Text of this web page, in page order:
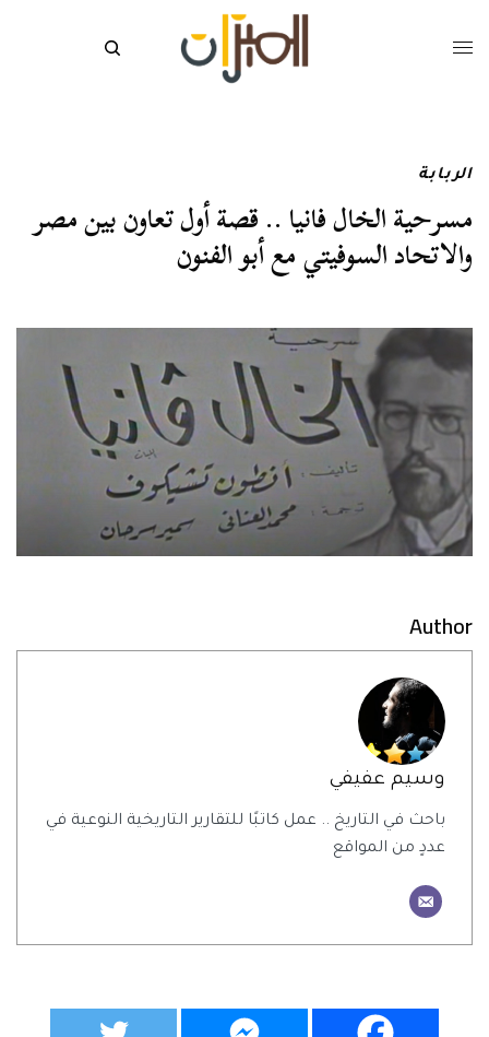
الربابة
مسرحية الخال فانيا .. قصة أول تعاون بين مصر
والاتحاد السوفيتي مع أبو الفنون
Author
وسيم عفيفي
باحث في التاريخ .. عمل كاتبًا للتقارير التاريخية النوعية في
عددٍ من المواقع